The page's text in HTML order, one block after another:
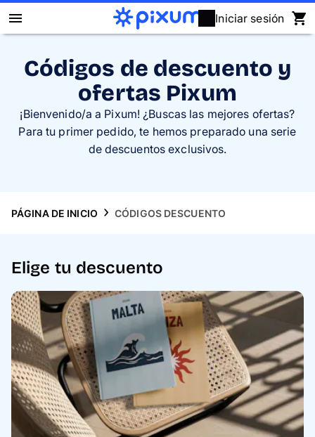
Iniciar sesión
Álbum Digital Pixum
Cuadros
Calendarios
Tarjetas
Inspiración
Atención al cliente
Códigos de descuento y
ofertas Pixum
¡Bienvenido/a a Pixum! ¿Buscas las mejores ofertas?
Para tu primer pedido, te hemos preparado una serie
de descuentos exclusivos.
PÁGINA DE INICIO CÓDIGOS DESCUENTO
Elige tu descuento